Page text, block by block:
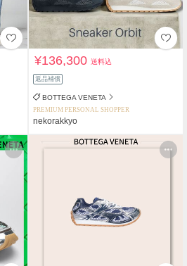
¥136,300送料込
返品補償
BOTTEGA VENETA
PREMIUM PERSONAL SHOPPER
nekorakkyo